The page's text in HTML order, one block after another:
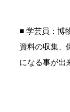
■ 学芸員：博
資料の収集、
になる事が出